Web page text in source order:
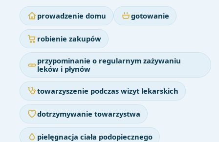
prowadzenie domu gotowanie
robienie zakupów
przypominanie o regularnym zażywaniu
leków i płynów
towarzyszenie podczas wizyt lekarskich
dotrzymywanie towarzystwa
pielęgnacja ciała podopiecznego